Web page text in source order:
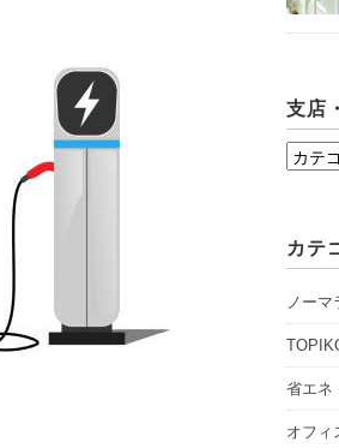
支店
支
ョ
ル
ー
を
選
カテ
ノーマ
省エネ
オフィ